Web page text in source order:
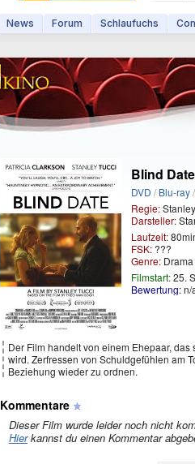
News Forum Schlaufuchs
Blind Date
DVD /Blu-ray
Regie:
Darsteller:
Laufzeit:
FSK: ???
Genre: Drama
Filmstart:25.
Bewertung:
Der Film handelt von einem Ehepaar,
wird. Zerfressen von Schuldgefühlen am
Beziehung wieder zu ordnen.
Kommentare
Dieser Film wurde leider noch nicht
Hierkannst du einen Kommentar